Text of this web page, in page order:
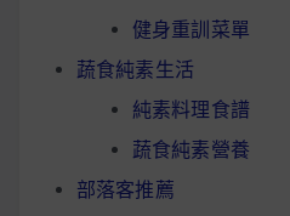
健身重訓菜單
蔬食純素生活
純素料理食譜
蔬食純素營養
部落客推薦